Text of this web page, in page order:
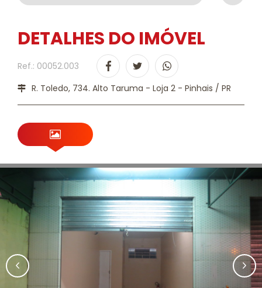
DETALHES DO IMÓVEL
Ref.: 00052.003
R. Toledo, 734. Alto Taruma - Loja 2 - Pinhais / PR